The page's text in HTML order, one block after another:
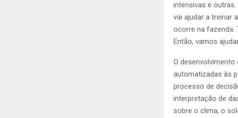
intensivas e
vai ajudar a treinar
ocorre na fazenda.
Então, vamos
O
automatizadas às
processo de
interpretação de
sobre o clima, o